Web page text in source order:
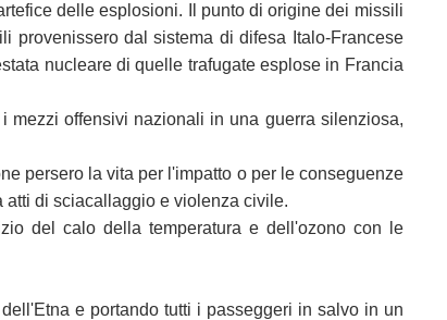
delle esplosioni. Il punto di origine dei missili
provenissero dal sistema di difesa Italo-Francese
nucleare di quelle trafugate esplose in Francia
mezzi offensivi nazionali in una guerra silenziosa,
persero la vita per l'impatto o per le conseguenze
atti di sciacallaggio e violenza civile.
del calo della temperatura e dell'ozono con le
e portando tutti i passeggeri in salvo in un